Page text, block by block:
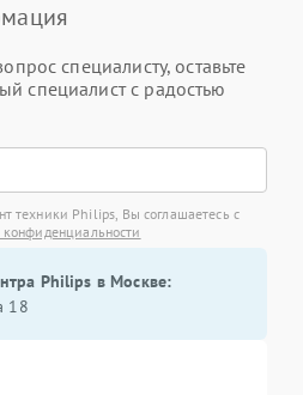
специалисту, оставьте
специалист с радостью
техники Philips, Вы соглашаетесь с
Philips в Москве:
18